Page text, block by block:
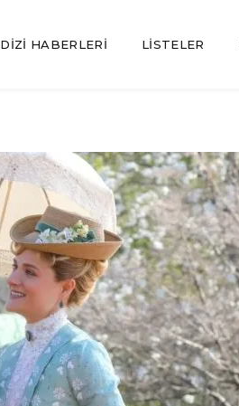
DIZI HABERLERI LISTELER